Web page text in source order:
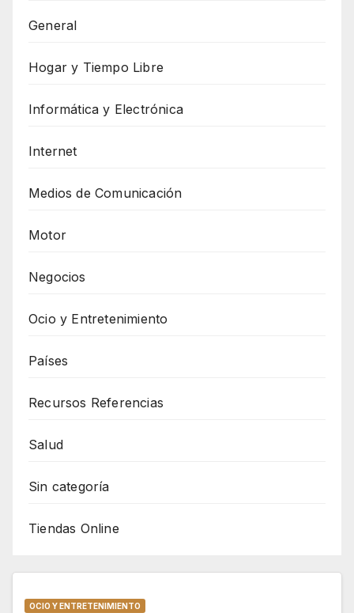
General
Hogar y Tiempo Libre
Informática y Electrónica
Internet
Medios de Comunicación
Motor
Negocios
Ocio y Entretenimiento
Países
Recursos Referencias
Salud
Sin categoría
Tiendas Online
OCIO Y ENTRETENIMIENTO